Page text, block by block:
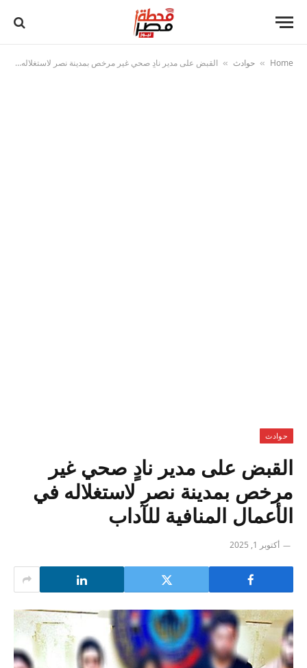
Home
» حوادث » القبض على مدير نادٍ صحي غير مرخص بمدينة نصر لاستغلاله في الأعمال المنافية للآداب
حوادث
القبض على مدير نادٍ صحي غير
مرخص بمدينة نصر لاستغلاله في
الأعمال المنافية للآداب
أكتوبر 1, 2025